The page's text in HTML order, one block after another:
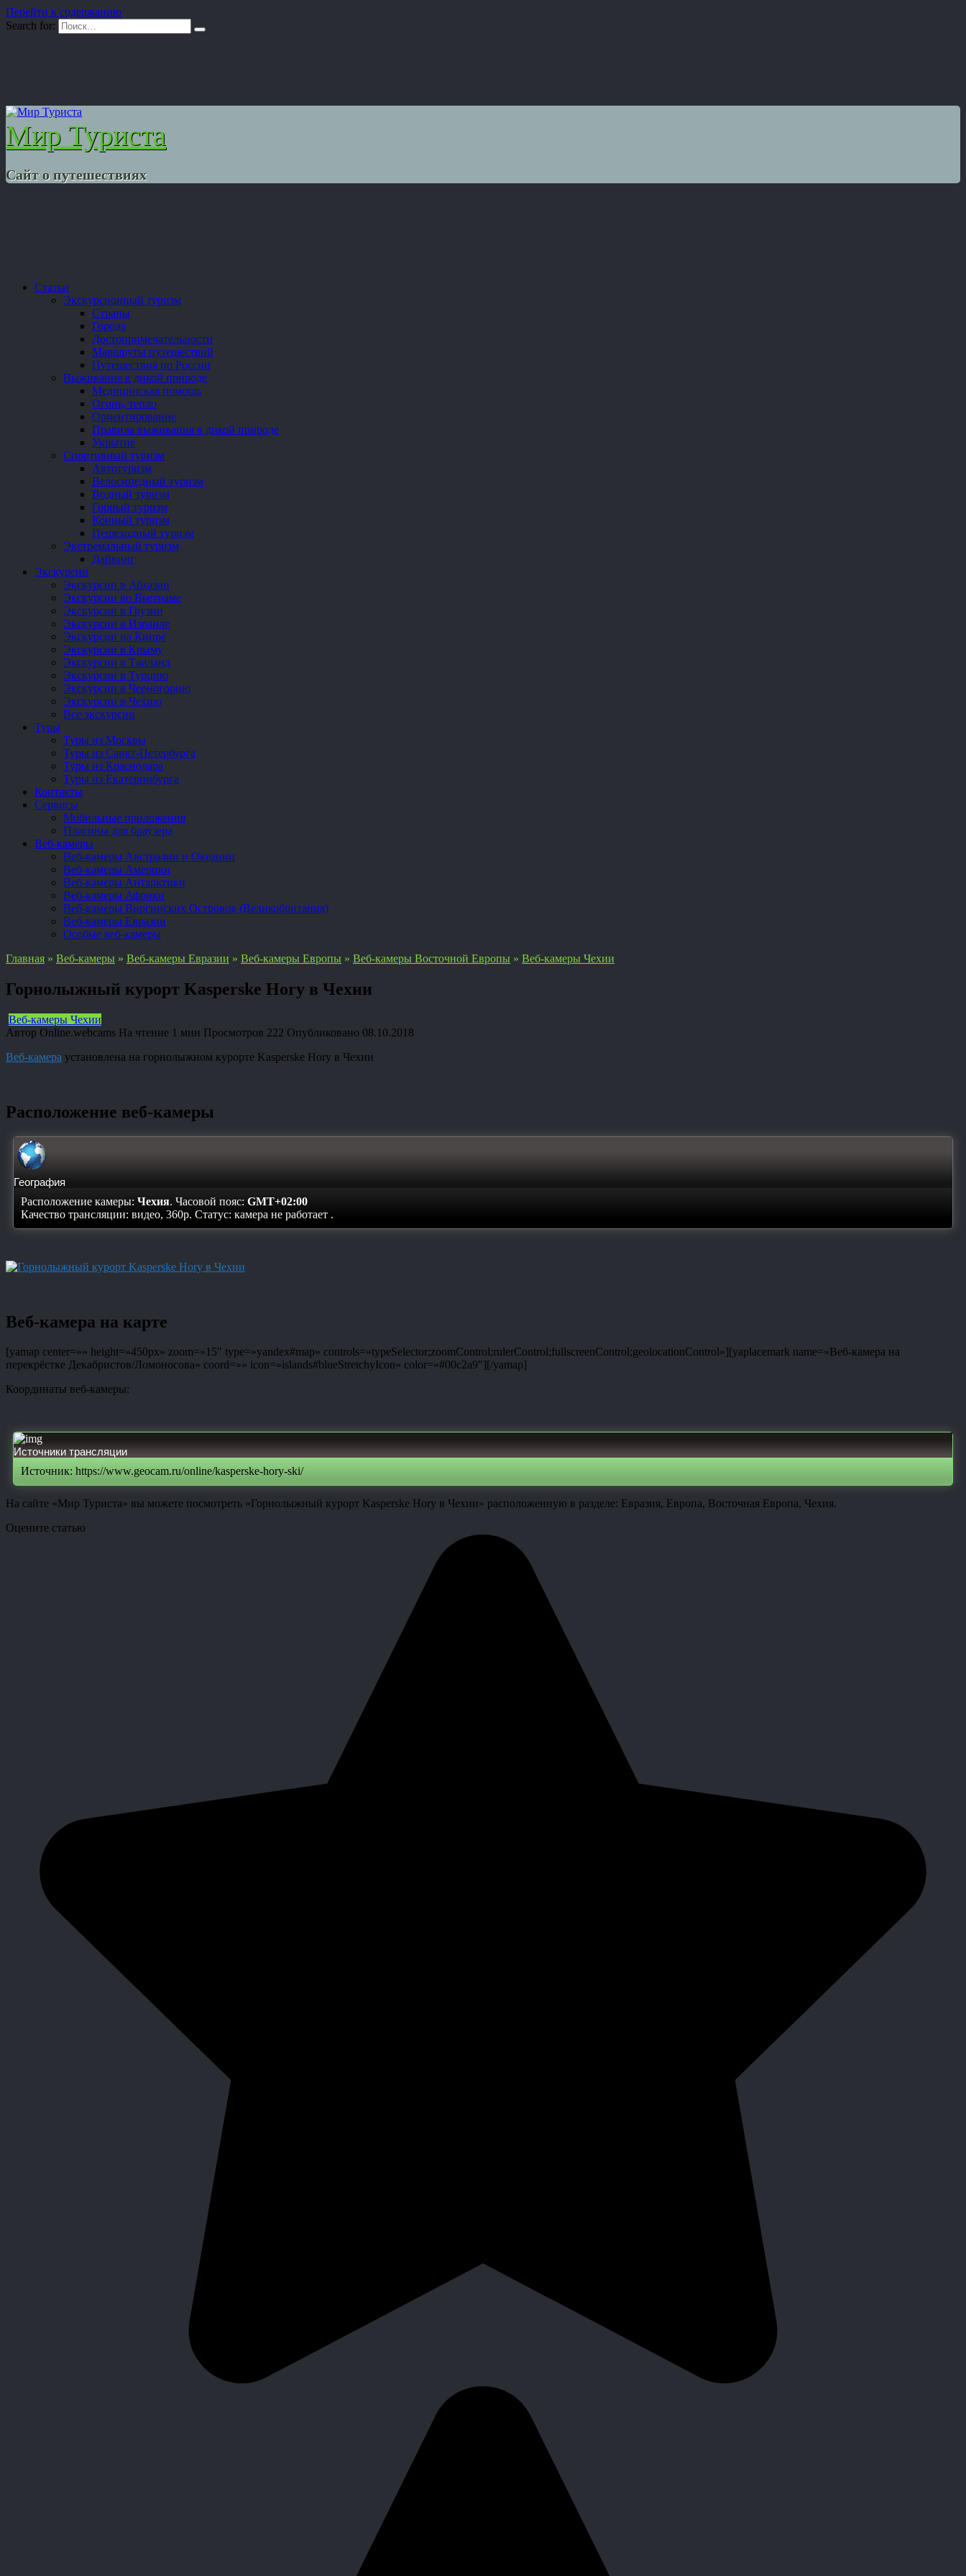
Перейти к содержанию
Search for:
Мир Туриста
Сайт о путешествиях
Статьи
Экскурсионный туризм
Страны
Города
Достопримечательности
Маршруты путешествий
Путешествия по России
Выживание в дикой природе
Медицинская помощь
Огонь, тепло
Ориентирование
Правила выживания в дикой природе
Укрытие
Спортивный туризм
Автотуризм
Велосипедный туризм
Водный туризм
Горный туризм
Конный туризм
Пешеходный туризм
Экстремальный туризм
Дайвинг
Экскурсии
Экскурсии в Абхазии
Экскурсии во Вьетнаме
Экскурсии в Грузии
Экскурсии в Израиле
Экскурсии на Кипре
Экскурсии в Крыму
Экскурсии в Таиланд
Экскурсии в Турцию
Экскурсии в Черногорию
Экскурсии в Чехию
Все экскурсии
Туры
Туры из Москвы
Туры из Санкт-Петербурга
Туры из Краснодара
Туры из Екатеринбурга
Контакты
Сервисы
Мобильные приложения
Плагины для браузера
Веб-камеры
Веб-камеры Австралии и Океании
Веб-камеры Америки
Веб-камеры Антарктики
Веб-камеры Африки
Веб-камеры Виргинских Островов (Великобритания)
Веб-камеры Евразии
Особые веб-камеры
Главная » Веб-камеры » Веб-камеры Евразии » Веб-камеры Европы » Веб-камеры Восточной Европы » Веб-камеры Чехии
Горнолыжный курорт Kasperske Hory в Чехии
Веб-камеры Чехии
Автор Online.webcams На чтение 1 мин Просмотров 222 Опубликовано 08.10.2018
Веб-камера установлена на горнолыжном курорте Kasperske Hory в Чехии
Расположение веб-камеры
География
Расположение камеры: Чехия. Часовой пояс: GMT+02:00
Качество трансляции: видео, 360p. Статус: камера не работает .
Веб-камера на карте
[yamap center=»» height=»450px» zoom=»15″ type=»yandex#map» controls=»typeSelector;zoomControl;rulerControl;fullscreenControl;geolocationControl»][yaplacemark name=»Веб-камера на
перекрёстке Декабристов/Ломоносова» coord=»» icon=»islands#blueStretchyIcon» color=»#00c2a9″][/yamap]
Координаты веб-камеры:
Источники трансляции
Источник: https://www.geocam.ru/online/kasperske-hory-ski/
На сайте «Мир Туриста» вы можете посмотреть «Горнолыжный курорт Kasperske Hory в Чехии» расположенную в разделе: Евразия, Европа, Восточная Европа, Чехия.
Оцените статью